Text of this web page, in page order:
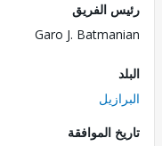
الفريق
Garo J.
الموافقة